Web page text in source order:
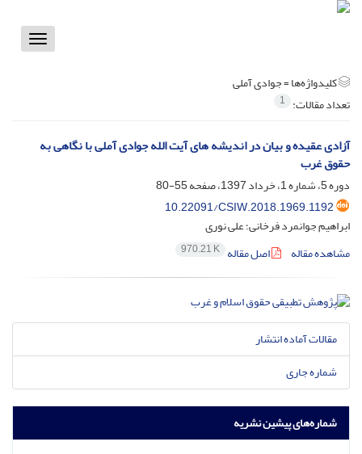
Toggle
کلیدواژه‌ها =جوادی آملی
تعداد مقالات: 1
آزادی عقیده و بیان در اندیشه های آیت الله جوادی آملی با نگاهی به
حقوق غرب
دوره 5، شماره 1، خرداد 1397، صفحه
55-80
10.22091/CSIW.2018.1969.1192
ابراهیم جوانمرد فرخانی؛ علی نوری
مشاهده مقاله
اصل مقاله 970.21 K
مقالات آماده انتشار
شماره جاری
شماره‌های پیشین نشریه